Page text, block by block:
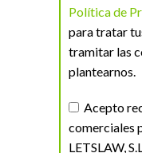
Política de
para tratar
tramitar las
plantearnos.
Acepto
comerciales
LETSLAW,